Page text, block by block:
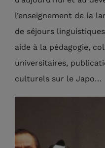
l’enseignement de la
de séjours
aide à la pédagogie,
universitaires,
culturels sur le Japo…